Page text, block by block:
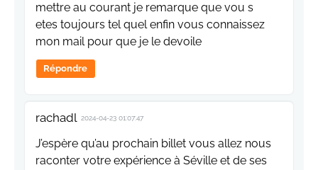
mettre au courant je remarque que vou s
etes toujours tel quel enfin vous connaissez
mon mail pour que je le devoile
Répondre
rachadl 2024-04-23 01:07:47
J’espère qu’au prochain billet vous allez nous
raconter votre expérience à Séville et de ses